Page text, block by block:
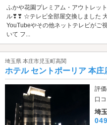
ふかや花園プレミアム・アウトレッ
ル❣❣ ☆テレビ全部屋交換しました
YouTubeやその他ネットテレビがご
いて フ...
埼玉県 本庄市児玉町高関
ホテル セントポーリア 本庄
評
口
埼